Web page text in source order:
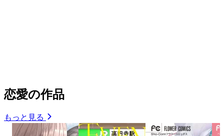
恋愛の作品
もっと見る